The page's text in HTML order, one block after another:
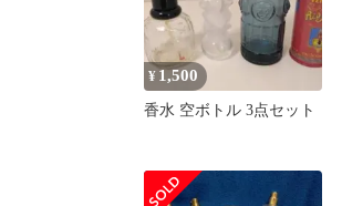
¥ 1,500
香水 空ボトル 3点セット